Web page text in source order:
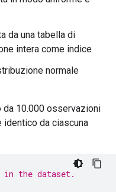
da una tabella di
intera come indice
normale
da 10.000 osservazioni
da ciascuna
in the dataset.